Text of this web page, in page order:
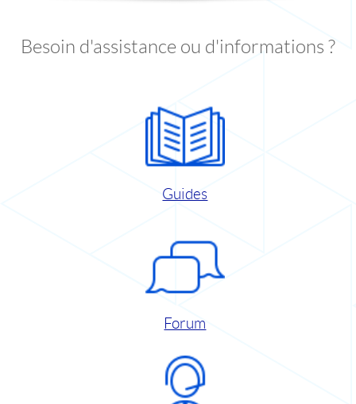
Besoin d'assistance ou d'informations ?
Guides
Forum